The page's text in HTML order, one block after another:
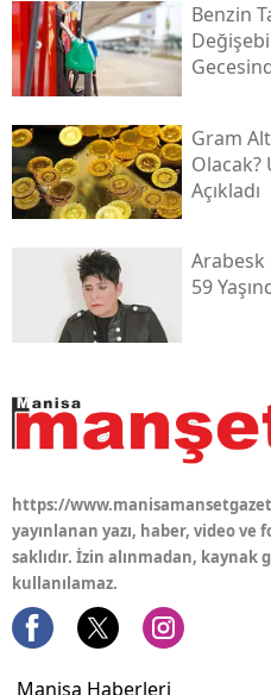
Benzin
Gram
Olacak?
Açıkladı
Arabesk
59
https://
yayınlanan yazı, haber, video
saklıdır. İzin alınmadan, kaynak
kullanılamaz.
Manisa Haberleri